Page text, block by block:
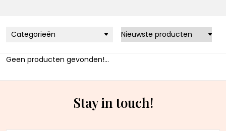
Categorieën
Geen producten gevonden!...
Stay in touch!